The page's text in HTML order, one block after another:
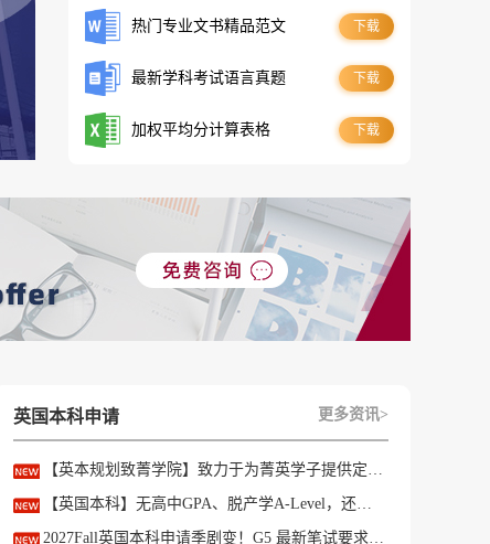
热门专业文书精品范文 下载
最新学科考试语言真题 下载
加权平均分计算表格 下载
英国本科申请 更多资讯>
【英本规划致菁学院】致力于为菁英学子提供定制式升学规划服务！
【英国本科】无高中GPA、脱产学A-Level，还能冲刺英国顶尖名校吗?
2027Fall英国本科申请季剧变！G5 最新笔试要求完整盘点